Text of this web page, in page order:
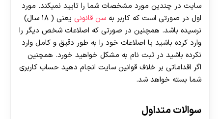
سایت در چندین مورد مشخصات شما را تایید نمیکند. مورد
اول در صورتی است که کاربر به سن قانونی
یعنی ( ۱۸ سال)
نرسیده باشد. همچنین در صورتی که اصلاعات شخص دیگر را
وارد کرده باشید یا اصلاعات خود را به طور دقیق و کامل وارد
نکرده باشید در ثبت نام به مشکل خواهید خورد. همچنین
اگر اقداماتی بر خلاف قوانین سایت انجام دهید حساب کاربری
شما بسته خواهد شد.
سوالات متداول